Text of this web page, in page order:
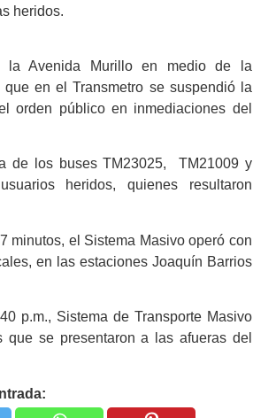
heridos.
la Avenida Murillo en medio de la
en el Transmetro se suspendió la
orden público en inmediaciones del
de los buses TM23025, TM21009 y
heridos, quienes resultaron
minutos, el Sistema Masivo operó con
en las estaciones Joaquín Barrios
p.m., Sistema de Transporte Masivo
se presentaron a las afueras del